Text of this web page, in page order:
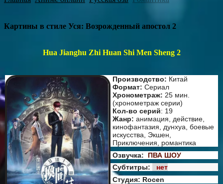
Картины в стиле Уся: Возрожденный апостол 2
Hua Jianghu Zhi Huan Shi Men Sheng 2
Производство: Китай
Формат: Сериал
Хронометраж: 25 мин.
(хронометраж серии)
Кол-во серий: 19
Жанр: анимация, действие,
кинофантазия, дунхуа, боевые
искусства, Экшен,
Приключения, романтика
Озвучка:
ПВА ШОУ
Субтитры:
нет
Студия: Rocen